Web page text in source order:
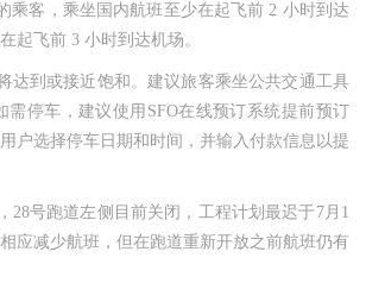
乘客，乘坐国内航班至少在起飞前 2 小时到达
起飞前 3 小时到达机场。
达到或接近饱和。建议旅客乘坐公共交通工具
需停车，建议使用SFO在线预订系统提前预订
户选择停车日期和时间，并输入付款信息以提
28号跑道左侧目前关闭，工程计划最迟于7月1
应减少航班，但在跑道重新开放之前航班仍有